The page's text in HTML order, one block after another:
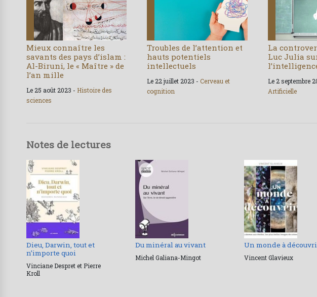
Mieux connaître les
savants des pays d’islam :
Al-Biruni, le « Maître » de
l’an mille
Le 25 août 2023 - Histoire des
sciences
Troubles de l’attention et
hauts potentiels
intellectuels
Le 22 juillet 2023 -Cerveau et
cognition
La
Luc Julia
Le 2 septembre
Artificielle
Notes de lectures
Dieu, Darwin, tout et
n’importe quoi
Vinciane Despret et Pierre
Kroll
Du minéral au vivant
Michel Galiana-Mingot
Un monde à
Vincent Glavieux